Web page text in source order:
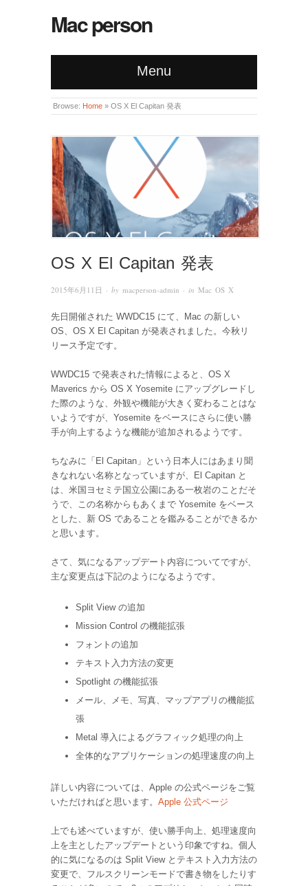
Mac person
Menu
Browse: Home » OS X El Capitan 発表
OS X El Capitan 発表
2015年6月11日 · by macperson-admin · in Mac OS X
先日開催された WWDC15 にて、Mac の新しい
OS、OS X El Capitan が発表されました。今秋リ
リース予定です。
WWDC15 で発表された情報によると、OS X
Maverics から OS X Yosemite にアップグレードし
た際のような、外観や機能が大きく変わることはな
いようですが、Yosemite をベースにさらに使い勝
手が向上するような機能が追加されるようです。
ちなみに「El Capitan」という日本人にはあまり聞
きなれない名称となっていますが、El Capitan と
は、米国ヨセミテ国立公園にある一枚岩のことだそ
うで、この名称からもあくまで Yosemite をベース
とした、新 OS であることを鑑みることができるか
と思います。
さて、気になるアップデート内容についてですが、
主な変更点は下記のようになるようです。
Split View の追加
Mission Control の機能拡張
フォントの追加
テキスト入力方法の変更
Spotlight の機能拡張
メール、メモ、写真、マップアプリの機能拡
張
Metal 導入によるグラフィック処理の向上
全体的なアプリケーションの処理速度の向上
詳しい内容については、Apple の公式ページをご覧
いただければと思います。 Apple 公式ページ
上でも述べていますが、使い勝手向上、処理速度向
上を主としたアップデートという印象ですね。個人
的に気になるのは Split View とテキスト入力方法の
変更で、フルスクリーンモードで書き物をしたりす